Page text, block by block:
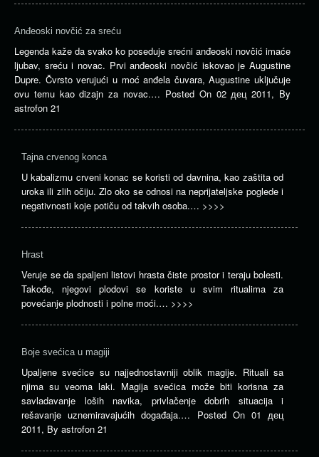
Anđeoski novčić za sreću
Legenda kaže da svako ko poseduje srećni anđeoski novčić imaće
ljubav, sreću i novac. Prvi anđeoski novčić iskovao je Augustine
Dupre. Čvrsto verujući u moć anđela čuvara, Augustine uključuje
ovu temu kao dizajn za novac.… Posted On 02 дец 2011, By
astrofon 21
Tajna crvenog konca
U kabalizmu crveni konac se koristi od davnina, kao zaštita od
uroka ili zlih očiju. Zlo oko se odnosi na neprijateljske poglede i
negativnosti koje potiču od takvih osoba.… >>>>
Hrast
Veruje se da spaljeni listovi hrasta čiste prostor i teraju bolesti.
Takođe, njegovi plodovi se koriste u svim ritualima za
povećanje plodnosti i polne moći.… >>>>
Boje svećica u magiji
Upaljene svećice su najjednostavniji oblik magije. Rituali sa
njima su veoma laki. Magija svećica može biti korisna za
savladavanje loših navika, privlačenje dobrih situacija i
rešavanje uznemiravajućih događaja.… Posted On 01 дец
2011, By astrofon 21